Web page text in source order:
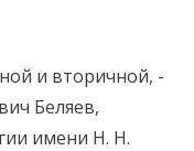
и вторичной, -
Беляев,
имени Н. Н.